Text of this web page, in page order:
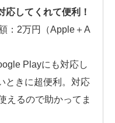
してくれて便利！
：2万円（Apple＋A
Playにも対応し
ときに超便利。対応
えるので助かってま